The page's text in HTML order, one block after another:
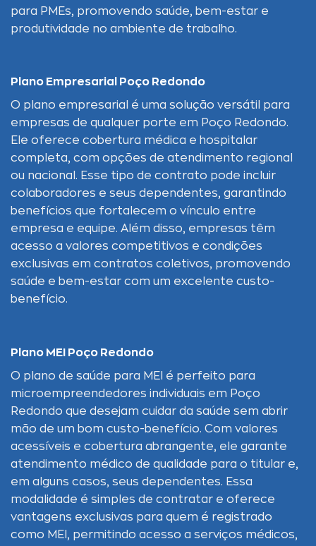
para PMEs, promovendo saúde, bem-estar e
produtividade no ambiente de trabalho.
Plano Empresarial Poço Redondo
O plano empresarial é uma solução versátil para
empresas de qualquer porte em Poço Redondo.
Ele oferece cobertura médica e hospitalar
completa, com opções de atendimento regional
ou nacional. Esse tipo de contrato pode incluir
colaboradores e seus dependentes, garantindo
benefícios que fortalecem o vínculo entre
empresa e equipe. Além disso, empresas têm
acesso a valores competitivos e condições
exclusivas em contratos coletivos, promovendo
saúde e bem-estar com um excelente custo-
benefício.
Plano MEI Poço Redondo
O plano de saúde para MEI é perfeito para
microempreendedores individuais em Poço
Redondo que desejam cuidar da saúde sem abrir
mão de um bom custo-benefício. Com valores
acessíveis e cobertura abrangente, ele garante
atendimento médico de qualidade para o titular e,
em alguns casos, seus dependentes. Essa
modalidade é simples de contratar e oferece
vantagens exclusivas para quem é registrado
como MEI, permitindo acesso a serviços médicos,